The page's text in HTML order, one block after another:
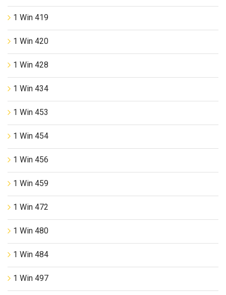
1 Win 419
1 Win 420
1 Win 428
1 Win 434
1 Win 453
1 Win 454
1 Win 456
1 Win 459
1 Win 472
1 Win 480
1 Win 484
1 Win 497